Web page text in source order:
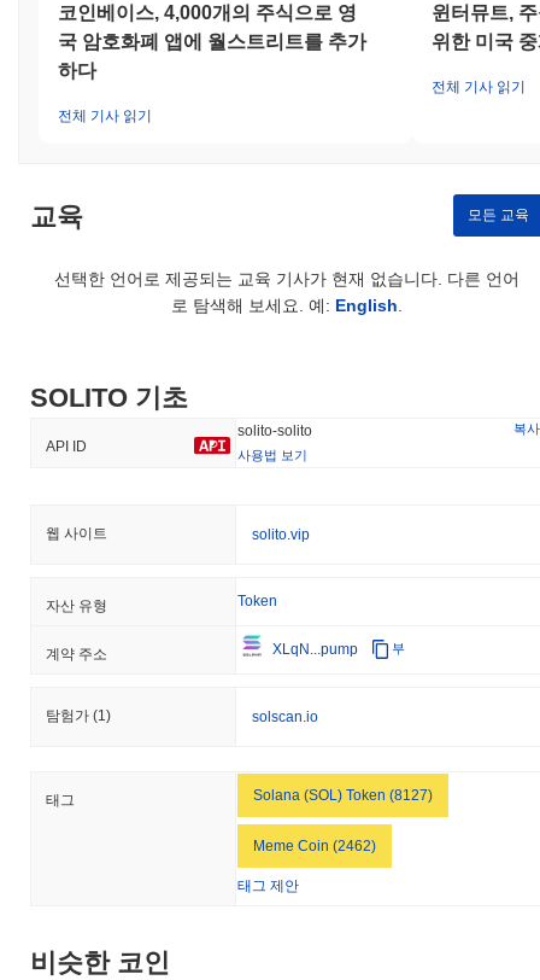
할 수 있습니다. 가장 활발한 플랫폼은 PumpSwap이며,
SOLITO/BONK 거래 쌍은 24시간 거래량이 $0.159976 이상을 기
록했습니다.
SOLITO의 현재 일일 거래량은 얼마인가요?
나타냅니다.
역대 최고가(ATH):$0.000768
역대 최저가(ATL):$0.00
SOLITO의 현재 시가총액은 얼마인가요?
SOLITO의 시가총액은 약
#4026위에 랭크되어 있습니다입니다. 이 수치는 999 977 942개의
SOLITO는 더 넓은 암호화폐 시장과 비교하여 어떤 성
지난 7일 동안 SOLITO는 0.26%
비교하여 SOLITO의 가격 움직임에서 일시적인 지연을 나타냅니
코인베이스, 4,000개의 주식으로 영
국 암호화폐 앱에 월스트리트를 추가
하다
전체 기사 읽기
윈터뮤트,
위한 미국
전체 기사 읽기
교육 모든 교육
선택한 언어로 제공되는 교육 기사가 현재 없습니다. 다른 언어
로 탐색해 보세요. 예: English
SOLITO 기초
API ID
solito-solito
복사
사용법 보기
웹 사이트 solito.vip
자산 유형 Token
계약 주소 XLqN...pump 부
탐험가 (1) solscan.io
태그 Solana (SOL) Token (8127)
Meme Coin (2462)
태그 제안
비슷한 코인